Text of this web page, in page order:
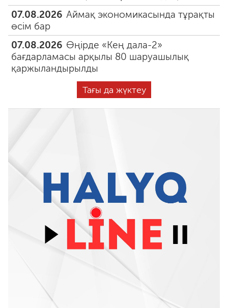
07.08.2026 Аймақ экономикасында тұрақты
өсім бар
07.08.2026 Өңірде «Кең дала-2»
бағдарламасы арқылы 80 шаруашылық
қаржыландырылды
Тағы да жүктеу